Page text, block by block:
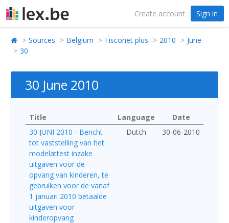
Create account Sign in
Sources Belgium Fisconet plus 2010
June
30
30 June 2010
Title Language
Date
30 JUNI 2010 - Bericht
tot vaststelling van het
modelattest inzake
uitgaven voor de
opvang van kinderen, te
gebruiken voor de vanaf
1 januari 2010 betaalde
uitgaven voor
kinderopvang
Dutch 30-06-2010